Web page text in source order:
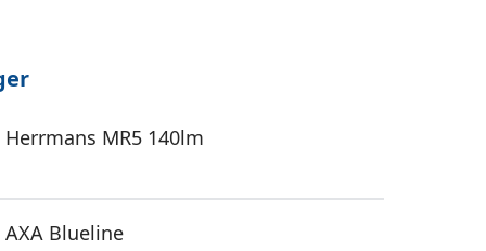
Herrmans MR5 140lm
AXA Blueline